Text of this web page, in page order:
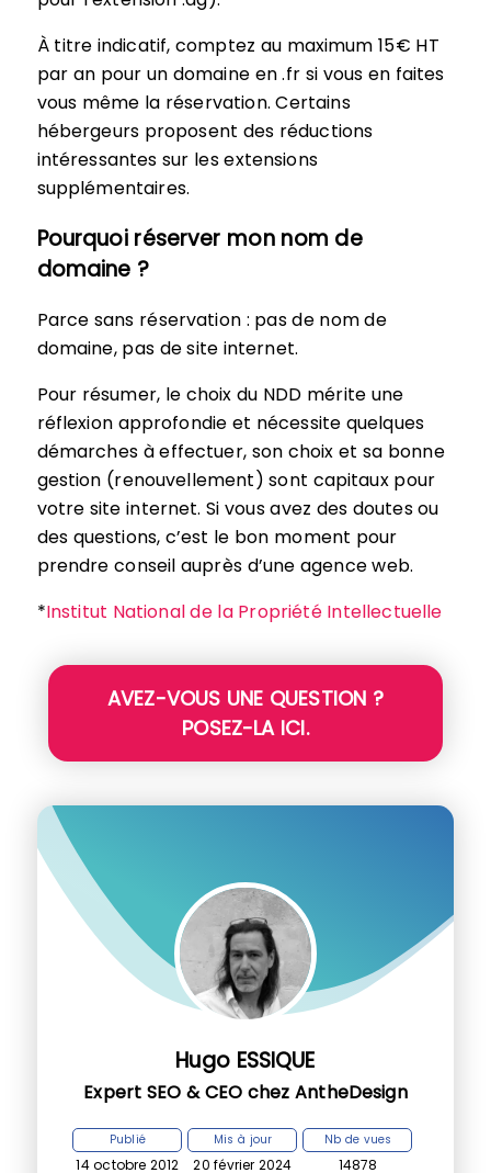
À titre indicatif, comptez au maximum 15€ HT
par an pour un domaine en .fr si vous en faites
vous même la réservation. Certains
hébergeurs proposent des réductions
intéressantes sur les extensions
supplémentaires.
Pourquoi réserver mon nom de
domaine ?
Parce sans réservation : pas de nom de
domaine, pas de site internet.
Pour résumer, le choix du NDD mérite une
réflexion approfondie et nécessite quelques
démarches à effectuer, son choix et sa bonne
gestion (renouvellement) sont capitaux pour
votre site internet. Si vous avez des doutes ou
des questions, c’est le bon moment pour
prendre conseil auprès d’une agence web.
*Institut National de la Propriété Intellectuelle
AVEZ-VOUS UNE QUESTION ?
POSEZ-LA ICI.
Hugo ESSIQUE
Expert SEO & CEO chez AntheDesign
Publié
14 octobre 2012
Mis à jour
20 février 2024
Nb de vues
14878